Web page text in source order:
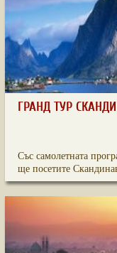
ГРАНД ТУР
Със самолетната
ще посетите